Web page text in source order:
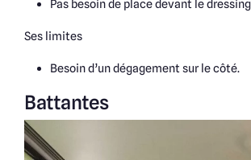
Pas besoin de place devant le
Ses limites
Besoin d’un dégagement sur le côté.
Battantes